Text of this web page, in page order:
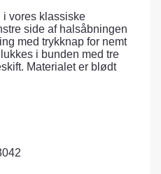
vores klassiske
side af halsåbningen
med trykknap for nemt
i bunden med tre
Materialet er blødt